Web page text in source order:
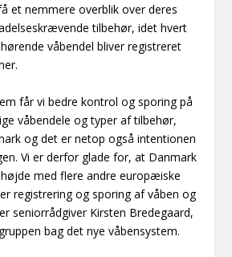
et nemmere overblik over deres
tilbehør, idet hvert
våbendel bliver registreret
får vi bedre kontrol og sporing på
våbendele og typer af tilbehør,
og det er netop også intentionen
Vi er derfor glade for, at Danmark
med flere andre europæiske
registrering og sporing af våben og
seniorrådgiver Kirsten Bredegaard,
bag det nye våbensystem.